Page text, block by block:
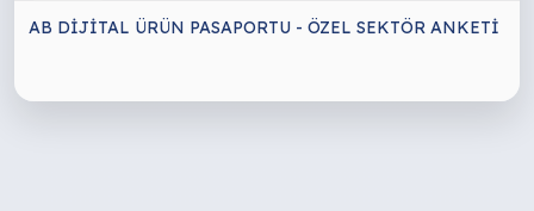
AB DİJİTAL ÜRÜN PASAPORTU - ÖZEL SEKTÖR ANKETİ